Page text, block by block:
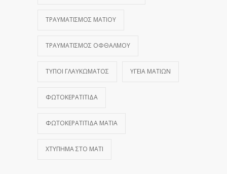
ΤΡΑΥΜΑΤΙΣΜΌΣ ΜΑΤΙΟΎ
ΤΡΑΥΜΑΤΙΣΜΌΣ ΟΦΘΑΛΜΟΎ
ΤΎΠΟΙ ΓΛΑΥΚΏΜΑΤΟΣ ΥΓΕΊΑ ΜΑΤΙΏΝ
ΦΩΤΟΚΕΡΑΤΊΤΙΔΑ
ΦΩΤΟΚΕΡΑΤΊΤΙΔΑ ΜΆΤΙΑ
ΧΤΎΠΗΜΑ ΣΤΟ ΜΆΤΙ